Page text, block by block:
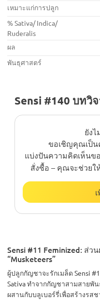
เหมาะแก่การปลูก
% Sativa/ Indica/
Ruderalis
ผล
พันธุศาสตร์
Sensi #140 บทวิ
ยังไ
ขอเชิญคุณเป็น
แบ่งปันความคิดเห็น
สั่งซื้อ – คุณจะช่วยใ
Sensi #11 Feminized: ส่ว
“Musketeers”
ผู้ปลูกกัญชาจะรักเมล็ด Sensi
Sativa ทำจากกัญชาสามสายพั
ผสานกับบลูเบอร์รี่เพื่อสร้างรส